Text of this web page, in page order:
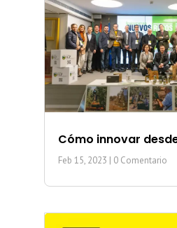
Cómo innovar
Feb 15, 2023 | 0 Comentario